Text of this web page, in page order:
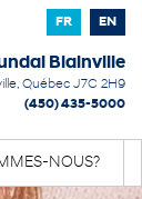
FR EN
Blainville
, Québec J7C 2H9
(450) 435-5000
NOUS?